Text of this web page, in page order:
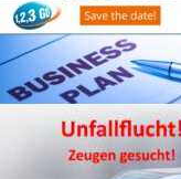
FB News
1,2,3